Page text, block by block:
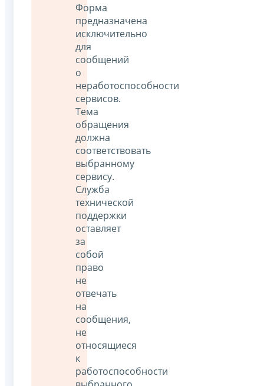
Форма
предназначена
исключительно
для
сообщений
о
неработоспособности
сервисов.
Тема
обращения
должна
соответствовать
выбранному
сервису.
Служба
технической
поддержки
оставляет
за
собой
право
не
отвечать
на
сообщения,
не
относящиеся
к
работоспособности